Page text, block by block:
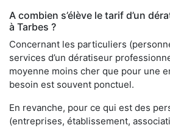
A combien s’élève le tarif d’un
à Tarbes ?
Concernant les particuliers
services d’un dératiseur
moyenne moins cher que pour une
besoin est souvent ponctuel.
En revanche, pour ce qui est des
(entreprises, établissement,